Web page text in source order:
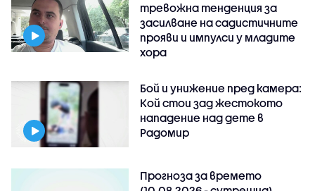
тревожна тенденция за
засилване на садистичните
прояви и импулси у младите
хора
Бой и унижение пред камера:
Кой стои зад жестокото
нападение над дете в
Радомир
Прогноза за времето